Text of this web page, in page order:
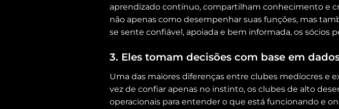
aprendizado contínuo, compartilham conhecimento e
não apenas como desempenhar suas funções, mas
se sente confiável, apoiada e bem informada, os sócios
3. Eles tomam decisões com base em
Uma das maiores diferenças entre clubes medíocres e
vez de confiar apenas no instinto, os clubes de alto
operacionais para entender o que está funcionando e